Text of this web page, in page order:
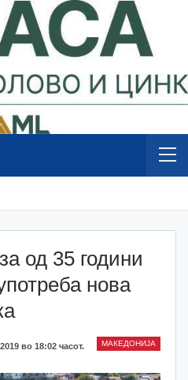
од 35 години
нова
МАКЕДОНИЈА
во 18:02 часот.